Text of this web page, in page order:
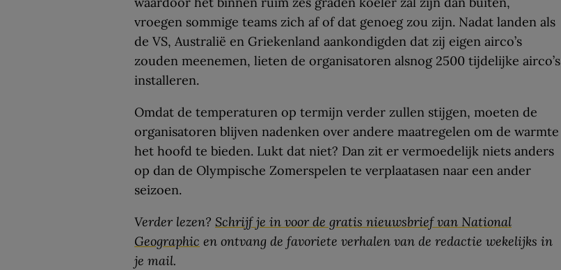
vroegen sommige teams zich af of dat genoeg zou zijn. Nadat landen als
de VS, Australië en Griekenland aankondigden dat zij eigen airco’s
zouden meenemen, lieten de organisatoren alsnog 2500 tijdelijke airco’s
installeren.
Omdat de temperaturen op termijn verder zullen stijgen, moeten de
organisatoren blijven nadenken over andere maatregelen om de warmte
het hoofd te bieden. Lukt dat niet? Dan zit er vermoedelijk niets anders
op dan de Olympische Zomerspelen te verplaatasen naar een ander
seizoen.
Verder lezen? Schrijf je in voor de gratis nieuwsbrief van National
Geographic en ontvang de favoriete verhalen van de redactie wekelijks in
je mail.